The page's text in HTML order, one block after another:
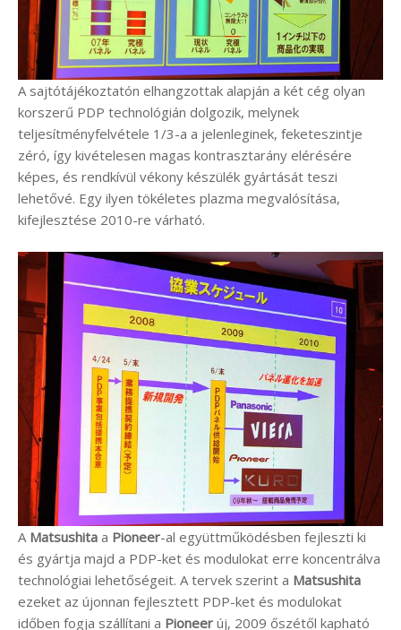
A sajtótájékoztatón elhangzottak alapján a két cég olyan
korszerű PDP technológián dolgozik, melynek
teljesítményfelvétele 1/3-a a jelenleginek, feketeszintje
zéró, így kivételesen magas kontrasztarány elérésére
képes, és rendkívül vékony készülék gyártását teszi
lehetővé. Egy ilyen tökéletes plazma megvalósítása,
kifejlesztése 2010-re várható.
A Matsushita a Pioneer-al együttműködésben fejleszti ki
és gyártja majd a PDP-ket és modulokat erre koncentrálva
technológiai lehetőségeit. A tervek szerint a Matsushita
ezeket az újonnan fejlesztett PDP-ket és modulokat
időben fogja szállítani a Pioneer új, 2009 őszétől kapható